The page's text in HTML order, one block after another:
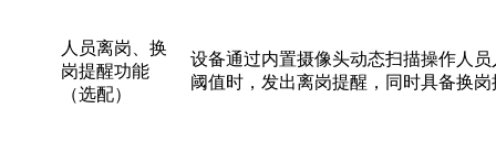
人员离岗、换
岗提醒功能
（选配）
设备通过内置摄像头动态扫描操作人
阈值时，发出离岗提醒，同时具备换